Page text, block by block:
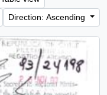
Direction: Ascending